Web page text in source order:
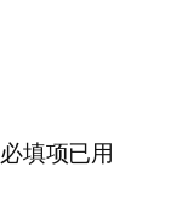
必填项已用